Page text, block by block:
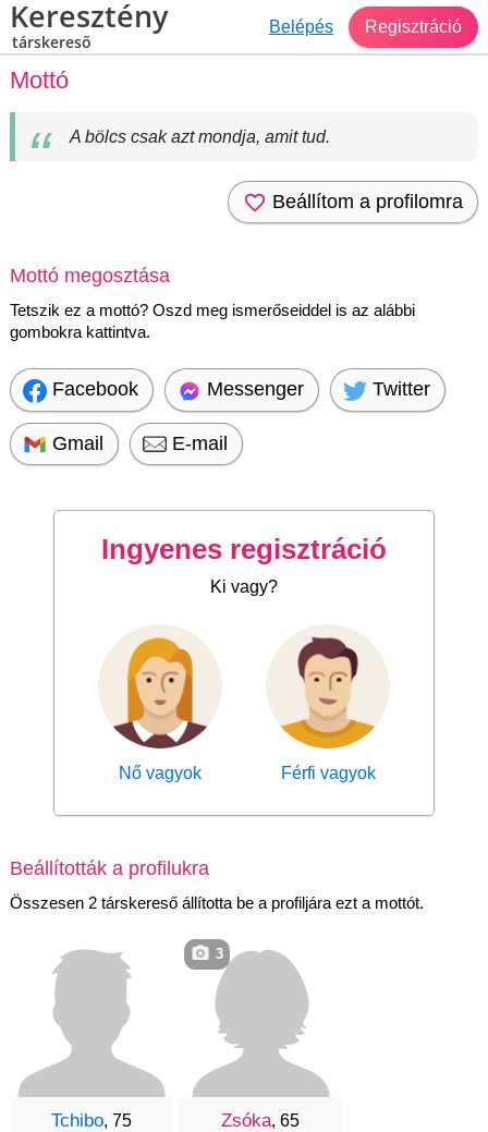
Keresztény
társkereső
Belépés Regisztráció
Mottó
A bölcs csak azt mondja, amit tud.
Beállítom a profilomra
Mottó megosztása
Tetszik ez a mottó? Oszd meg ismerőseiddel is az alábbi
gombokra kattintva.
Facebook Messenger Twitter
Gmail E-mail
Ingyenes regisztráció
Ki vagy?
Nő vagyok Férfi vagyok
Beállították a profilukra
Összesen 2 társkereső állította be a profiljára ezt a mottót.
Tchibo, 75
Zsóka, 65
3